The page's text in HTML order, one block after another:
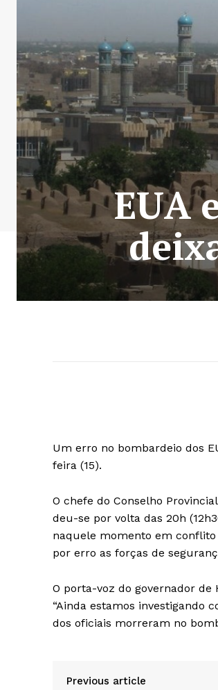
EUA
Um erro no bombardeio dos
feira (15).
O chefe do Conselho
deu-se por volta das 20h
naquele momento em
por erro as forças de
O porta-voz do governador
“Ainda estamos investigando
dos oficiais morreram no
Previous article